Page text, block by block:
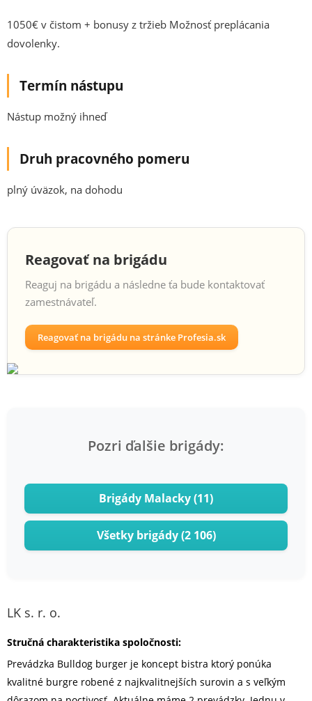
1050€ v čistom + bonusy z tržieb Možnosť preplácania
dovolenky.
Termín nástupu
Nástup možný ihneď
Druh pracovného pomeru
plný úväzok, na dohodu
Reagovať na brigádu
Reaguj na brigádu a následne ťa bude kontaktovať
zamestnávateľ.
Reagovať na brigádu na stránke Profesia.sk
Pozri ďalšie brigády:
Brigády Malacky (11)
Všetky brigády (2 106)
LK s. r. o.
Stručná charakteristika spoločnosti:
Prevádzka Bulldog burger je koncept bistra ktorý ponúka
kvalitné burgre robené z najkvalitnejších surovin a s veľkým